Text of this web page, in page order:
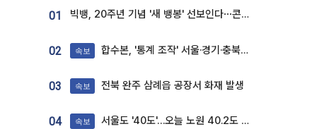
01 빅뱅, 20주년 기념 '새 뱅봉' 선보인다⋯콘서트 앞두고 팝업 개최
02 속보 합수본, '통계 조작' 서울·경기·충북 선관위 등 추가 압수수색
03 속보 전북 완주 삼례읍 공장서 화재 발생
04 속보 서울도 '40도'…오늘 노원 40.2도 기록